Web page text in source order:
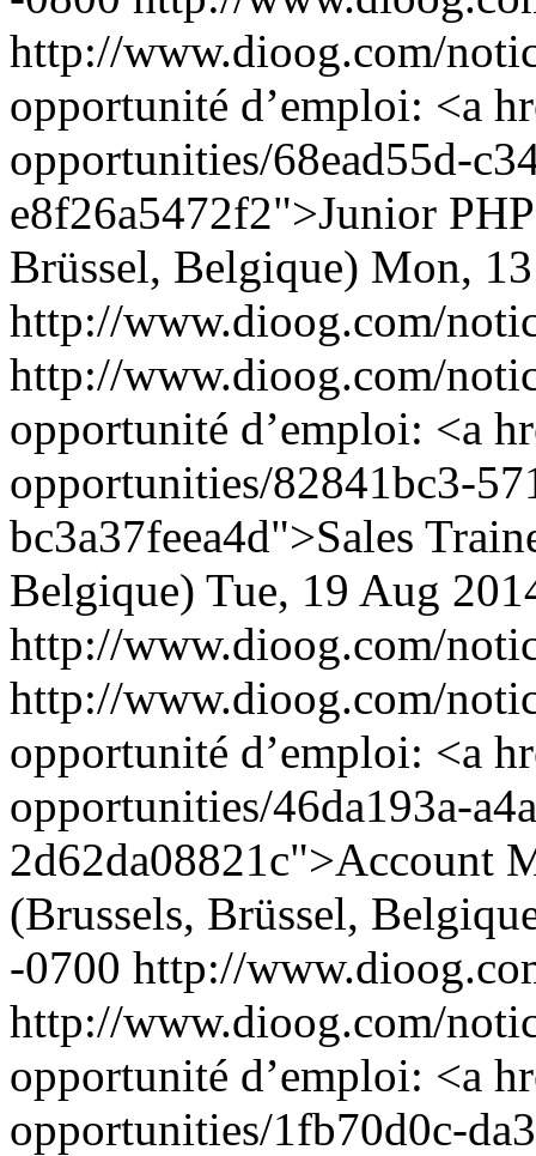
http://www.dioog.com/
opportunité d’emploi: <a
opportunities/68ead55d-
e8f26a5472f2">Junior
Brüssel, Belgique) Mon,
http://www.dioog.com/
http://www.dioog.com/
opportunité d’emploi: <a
opportunities/82841bc3-
bc3a37feea4d">Sales
Belgique) Tue, 19 Aug
http://www.dioog.com/
http://www.dioog.com/
opportunité d’emploi: <a
opportunities/46da193a-
2d62da08821c">Account
(Brussels, Brüssel,
-0700 http://
http://www.dioog.com/
opportunité d’emploi: <a
opportunities/1fb70d0c-